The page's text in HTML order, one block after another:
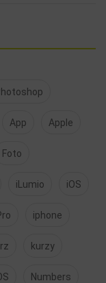
App Apple
Foto
iLumio iOS
iphone
kurzy
Numbers